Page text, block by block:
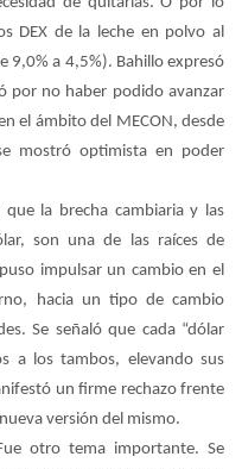
DEX de la leche en polvo al
9,0% a 4,5%). Bahillo expresó
por no haber podido avanzar
el ámbito del MECON, desde
mostró optimista en poder
que la brecha cambiaria y las
son una de las raíces de
impulsar un cambio en el
hacia un tipo de cambio
Se señaló que cada “dólar
a los tambos, elevando sus
un firme rechazo frente
versión del mismo.
otro tema importante. Se